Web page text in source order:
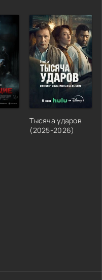
Тысяча ударов
(2025-2026)